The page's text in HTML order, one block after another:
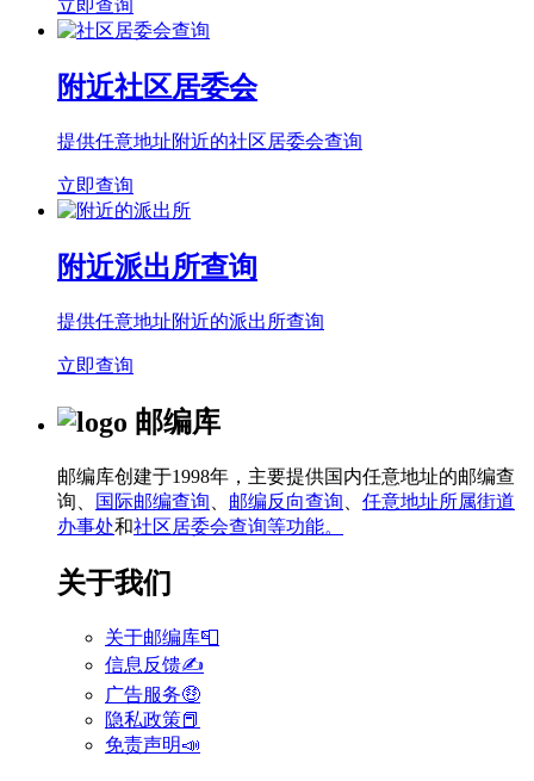
立即查询
附近社区居委会
提供任意地址附近的社区居委会查询
立即查询
附近派出所查询
提供任意地址附近的派出所查询
立即查询
邮编库
邮编库创建于1998年，主要提供国内任意地址的邮编查
询、
国际邮编查询 邮编反向查询
任意地址所属街道
办事处和社区居委会查询等功能。
关于我们
关于邮编库📮
信息反馈✍
广告服务🤑
隐私政策📕
免责声明📣